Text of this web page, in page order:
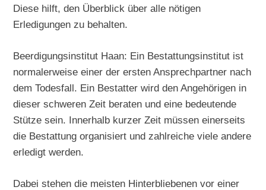
Diese hilft, den Überblick über alle nötigen
Erledigungen zu behalten.
Beerdigungsinstitut Haan: Ein Bestattungsinstitut ist
normalerweise einer der ersten Ansprechpartner nach
dem Todesfall. Ein Bestatter wird den Angehörigen in
dieser schweren Zeit beraten und eine bedeutende
Stütze sein. Innerhalb kurzer Zeit müssen einerseits
die Bestattung organisiert und zahlreiche viele andere
erledigt werden.
Dabei stehen die meisten Hinterbliebenen vor einer